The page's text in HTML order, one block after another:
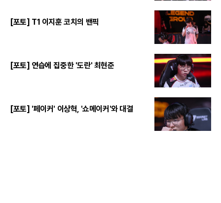
[포토] T1 이지훈 코치의 밴픽
[포토] 연습에 집중한 '도란' 최현준
[포토] '페이커' 이상혁, '쇼메이커'와 대결